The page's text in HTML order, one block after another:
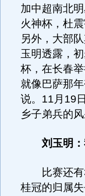
加中超南北
火神杯，杜
另外，大部
玉明透露，
杯，在长春
就像巴萨那
说。11月19
乡子弟兵的
刘玉明：
比赛还有
桂冠的归属